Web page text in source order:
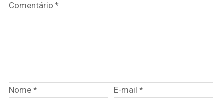
Comentário *
Nome * E-mail*